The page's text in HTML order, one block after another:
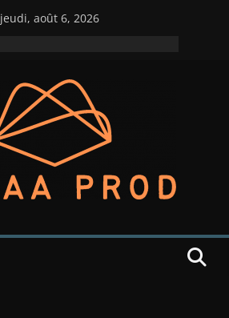
jeudi, août 6, 2026